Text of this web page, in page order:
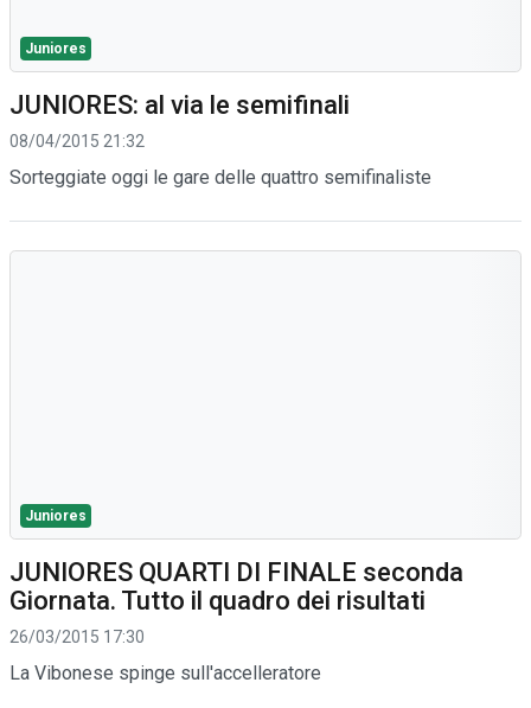
Juniores
JUNIORES: al via le semifinali
08/04/2015 21:32
Sorteggiate oggi le gare delle quattro semifinaliste
Juniores
JUNIORES QUARTI DI FINALE seconda
Giornata. Tutto il quadro dei risultati
26/03/2015 17:30
La Vibonese spinge sull'accelleratore